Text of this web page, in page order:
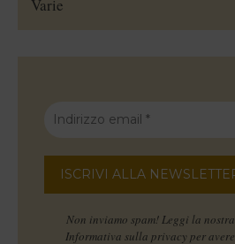
Varie
Non inviamo spam! Leggi la nostra
Informativa sulla privacy per avere